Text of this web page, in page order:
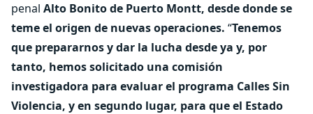
penal Alto Bonito de Puerto Montt, desde donde se
teme el origen de nuevas operaciones. “Tenemos
que prepararnos y dar la lucha desde ya y, por
tanto, hemos solicitado una comisión
investigadora para evaluar el programa Calles Sin
Violencia, y en segundo lugar, para que el Estado